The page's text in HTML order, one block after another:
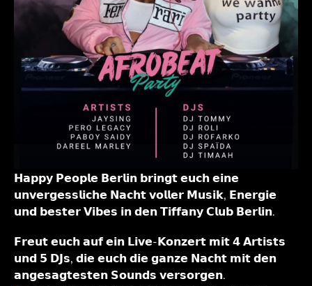
𝗛𝗮𝗽𝗽𝘆 𝗣𝗲𝗼𝗽𝗹𝗲 𝗕𝗲𝗿𝗹𝗶𝗻 𝗯𝗿𝗶𝗻𝗴𝘁 𝗲𝘂𝗰𝗵 𝗲𝗶𝗻𝗲
𝘂𝗻𝘃𝗲𝗿𝗴𝗲𝘀𝘀𝗹𝗶𝗰𝗵𝗲 𝗡𝗮𝗰𝗵𝘁 𝘃𝗼𝗹𝗹𝗲𝗿 𝗠𝘂𝘀𝗶𝗸, 𝗘𝗻𝗲𝗿𝗴𝗶𝗲
𝘂𝗻𝗱 𝗯𝗲𝘀𝘁𝗲𝗿 𝗩𝗶𝗯𝗲𝘀 𝗶𝗻 𝗱𝗲𝗻 𝗧𝗶𝗳𝗳𝗮𝗻𝘆 𝗖𝗹𝘂𝗯 𝗕𝗲𝗿𝗹𝗶𝗻.
𝗙𝗿𝗲𝘂𝘁 𝗲𝘂𝗰𝗵 𝗮𝘂𝗳 𝗲𝗶𝗻 𝗟𝗶𝘃𝗲-𝗞𝗼𝗻𝘇𝗲𝗿𝘁 𝗺𝗶𝘁 𝟰 𝗔𝗿𝘁𝗶𝘀𝘁𝘀
𝘂𝗻𝗱 𝟱 𝗗𝗝𝘀, 𝗱𝗶𝗲 𝗲𝘂𝗰𝗵 𝗱𝗶𝗲 𝗴𝗮𝗻𝘇𝗲 𝗡𝗮𝗰𝗵𝘁 𝗺𝗶𝘁 𝗱𝗲𝗻
𝗮𝗻𝗴𝗲𝘀𝗮𝗴𝘁𝗲𝘀𝘁𝗲𝗻 𝗦𝗼𝘂𝗻𝗱𝘀 𝘃𝗲𝗿𝘀𝗼𝗿𝗴𝗲𝗻.